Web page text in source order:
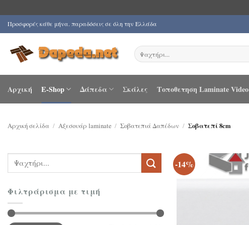
Μετάβαση
στο
περιεχόμενο
Προσφορές κάθε μήνα. παραδόσεις σε όλη την Ελλάδα
Αναζήτηση
για:
Αρχική E-Shop Δάπεδα Σκάλες Τοποθετηση Laminate Video
Αρχική σελίδα / Αξεσουάρ laminate / Σοβατεπιά Δαπέδων / Σοβατεπί 8cm
Αναζήτηση
για:
Φιλτράρισμα με τιμή
-14%